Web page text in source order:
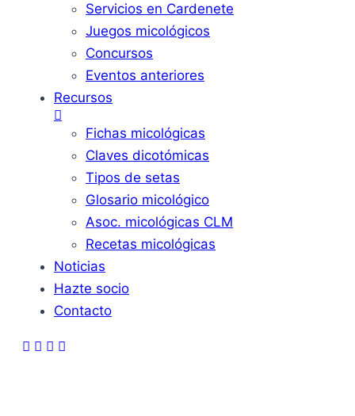
Servicios en Cardenete
Juegos micológicos
Concursos
Eventos anteriores
Recursos
Fichas micológicas
Claves dicotómicas
Tipos de setas
Glosario micológico
Asoc. micológicas CLM
Recetas micológicas
Noticias
Hazte socio
Contacto